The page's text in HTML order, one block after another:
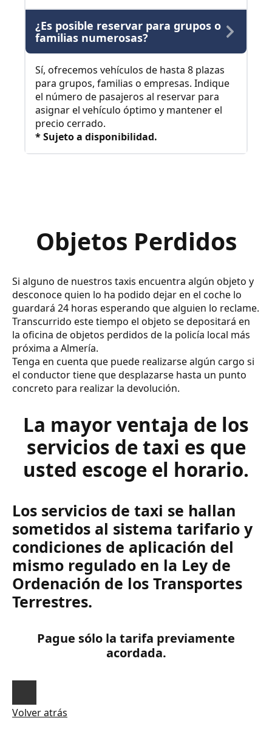
¿Es posible reservar para grupos o
familias numerosas?
Sí, ofrecemos vehículos de hasta 8 plazas
para grupos, familias o empresas. Indique
el número de pasajeros al reservar para
asignar el vehículo óptimo y mantener el
precio cerrado.
* Sujeto a disponibilidad.
Objetos Perdidos
Si alguno de nuestros taxis encuentra algún objeto y
desconoce quien lo ha podido dejar en el coche lo
guardará 24 horas esperando que alguien lo reclame.
Transcurrido este tiempo el objeto se depositará en
la oficina de objetos perdidos de la policía local más
próxima a Almería.
Tenga en cuenta que puede realizarse algún cargo si
el conductor tiene que desplazarse hasta un punto
concreto para realizar la devolución.
La mayor ventaja de los
servicios de taxi es que
usted escoge el horario.
Los servicios de taxi se hallan
sometidos al sistema tarifario y
condiciones de aplicación del
mismo regulado en la Ley de
Ordenación de los Transportes
Terrestres.
Pague sólo la tarifa previamente
acordada.
Volver atrás